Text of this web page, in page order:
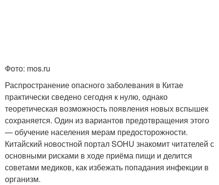
Фото: mos.ru
Распространение опасного заболевания в Китае
практически сведено сегодня к нулю, однако
теоретическая возможность появления новых вспышек
сохраняется. Один из вариантов предотвращения этого
— обучение населения мерам предосторожности.
Китайский новостной портал SOHU знакомит читателей с
основными рисками в ходе приёма пищи и делится
советами медиков, как избежать попадания инфекции в
организм.